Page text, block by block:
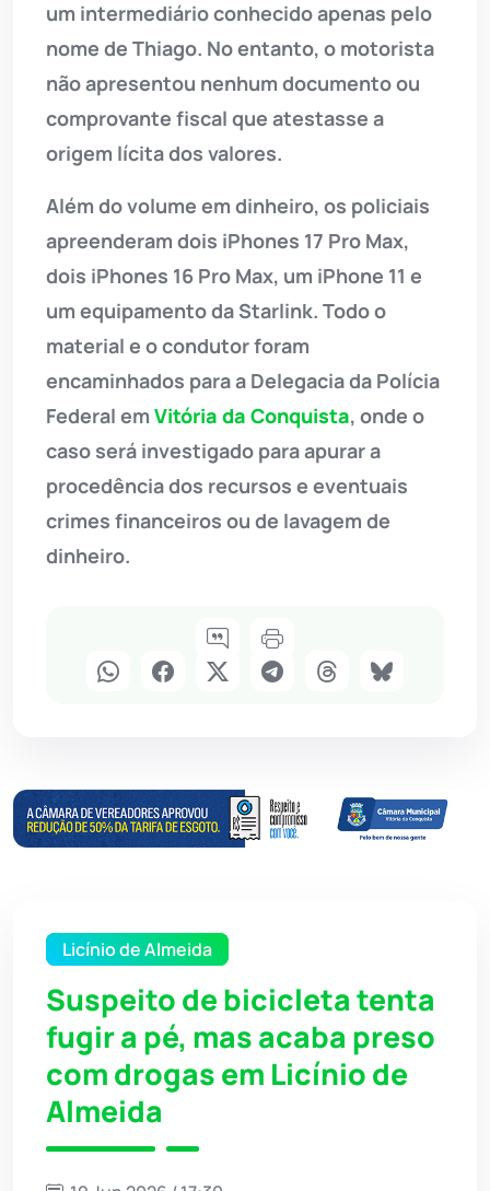
um intermediário conhecido apenas pelo
nome de Thiago. No entanto, o motorista
não apresentou nenhum documento ou
comprovante fiscal que atestasse a
origem lícita dos valores.
Além do volume em dinheiro, os policiais
apreenderam dois iPhones 17 Pro Max,
dois iPhones 16 Pro Max, um iPhone 11 e
um equipamento da Starlink. Todo o
material e o condutor foram
encaminhados para a Delegacia da Polícia
Federal em Vitória da Conquista, onde o
caso será investigado para apurar a
procedência dos recursos e eventuais
crimes financeiros ou de lavagem de
dinheiro.
Licínio de Almeida
Suspeito de bicicleta tenta
fugir a pé, mas acaba preso
com drogas em Licínio de
Almeida